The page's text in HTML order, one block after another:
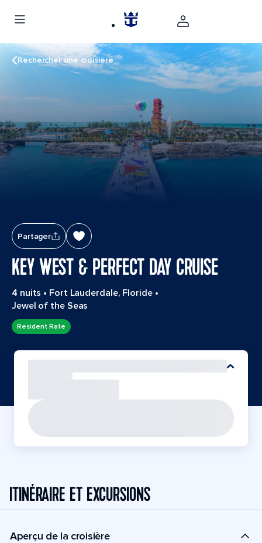
Rechercher une croisière
Partager
KEY WEST & PERFECT DAY CRUISE
4 nuits • Fort Lauderdale, Floride•
Jewel of the Seas
Resident Rate
ITINÉRAIRE ET EXCURSIONS
Aperçu de la croisière